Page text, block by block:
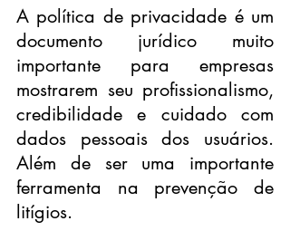
A política de privacidade é um
documento jurídico muito
importante para empresas
mostrarem seu profissionalismo,
credibilidade e cuidado com
dados pessoais dos usuários.
Além de ser uma importante
ferramenta na prevenção de
litígios.